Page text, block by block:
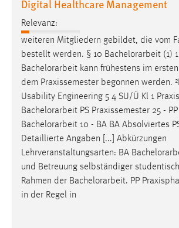
Digital Healthcare Management
Relevanz:
weiteren Mitgliedern gebildet, die vom
bestellt werden. § 10 Bachelorarbeit (1)
Bachelorarbeit kann frühestens im
dem Praxissemester begonnen werden.
Usability Engineering 5 4 SU/Ü Kl 1
Bachelorarbeit PS Praxissemester 25 -
Bachelorarbeit 10 - BA BA Absolviertes
Detaillierte Angaben [...] Abkürzungen
Lehrveranstaltungsarten: BA
und Betreuung selbständiger
Rahmen der Bachelorarbeit. PP
in der Regel in